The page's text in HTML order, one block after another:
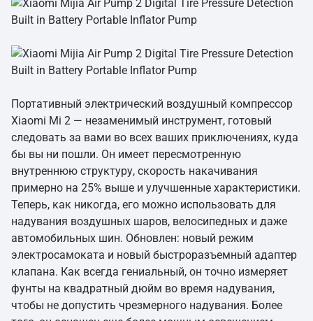
Портативный электрический воздушный компрессор
Xiaomi Mi 2 — незаменимый инструмент, готовый
следовать за вами во всех ваших приключениях, куда
бы вы ни пошли. Он имеет пересмотренную
внутреннюю структуру, скорость накачивания
примерно на 25% выше и улучшенные характеристики.
Теперь, как никогда, его можно использовать для
надувания воздушных шаров, велосипедных и даже
автомобильных шин. Обновлен: новый режим
электросамоката и новый быстроразъемный адаптер
клапана. Как всегда гениальный, он точно измеряет
фунты на квадратный дюйм во время надувания,
чтобы не допустить чрезмерного надувания. Более